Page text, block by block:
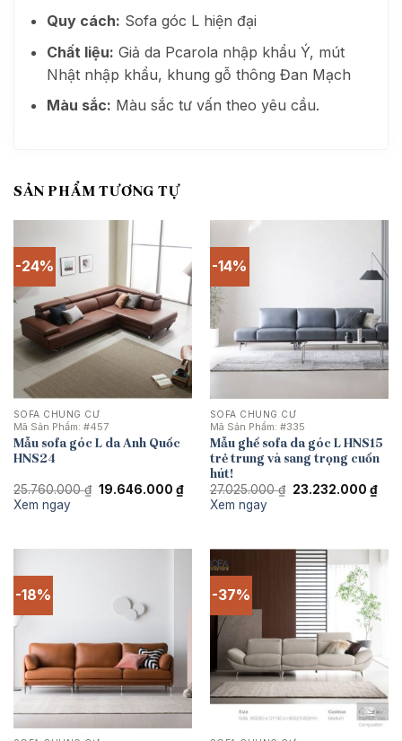
Quy cách: Sofa góc L hiện đại
Chất liệu: Giả da Pcarola nhập khẩu Ý, mút
Nhật nhập khẩu, khung gỗ thông Đan Mạch
Màu sắc: Màu sắc tư vấn theo yêu cầu.
SẢN PHẨM TƯƠNG TỰ
-24%
SOFA CHUNG CƯ
Mã Sản Phẩm: #457
Mẫu sofa góc L da Anh Quốc
HNS24
25.760.000₫ Giá
19.646.000 ₫Giá
hiện
Xem ngay
-14%
SOFA CHUNG CƯ
Mã Sản Phẩm: #335
Mẫu ghế sofa da góc L HNS15
trẻ trung và sang trọng cuốn
hút!
27.025.000₫ Giá
23.232.000 ₫Giá
hiện
Xem ngay
-18% -37%